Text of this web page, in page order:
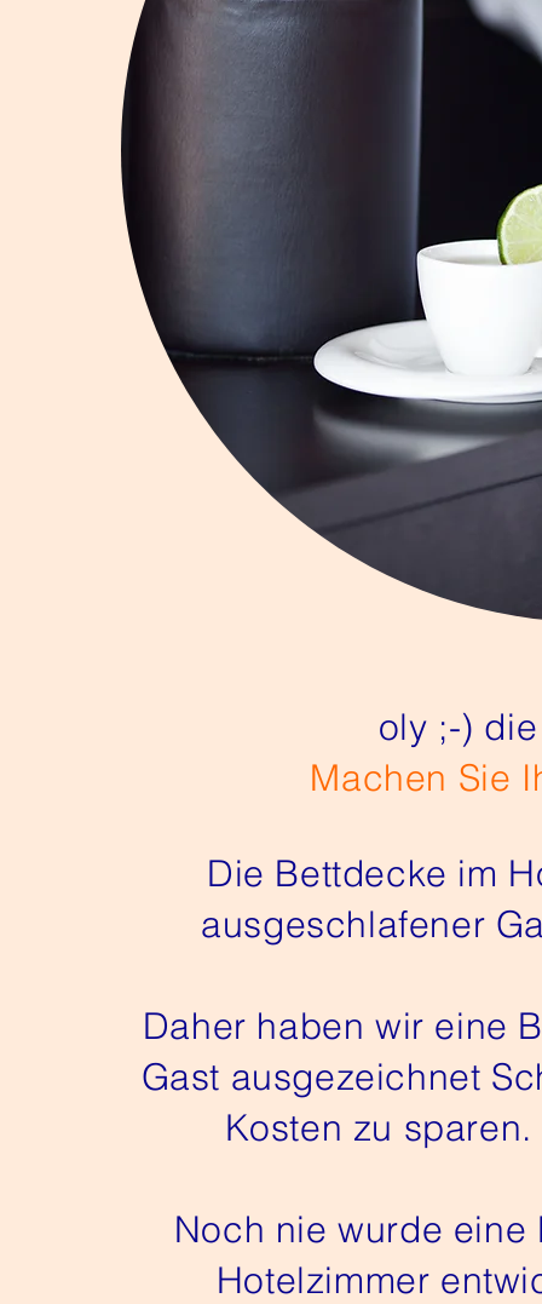
oly ;-)
Machen Sie
Die Bettdecke im
ausgeschlafener
Daher haben wir eine
Gast ausgezeichnet
Kosten zu
Noch nie wurde
Hotelzimmer